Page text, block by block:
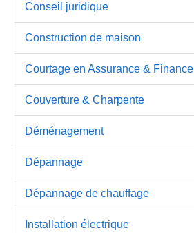
Conseil juridique
Construction de maison
Courtage en Assurance & Finance
Couverture & Charpente
Déménagement
Dépannage
Dépannage de chauffage
Installation électrique